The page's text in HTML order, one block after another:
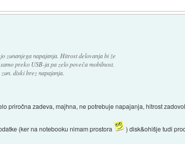
zunanjega napajanja. Hitrost delovanja bi že
preko USB-ja pa zelo poveča mobilnost.
diski brez napajanja.
priročna zadeva, majhna, ne potrebuje napajanja, hitrost
(ker na notebooku nimam prostora ) disk&ohišje tudi